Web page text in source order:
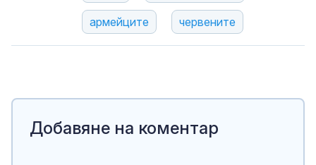
армейците червените
Добавяне на коментар